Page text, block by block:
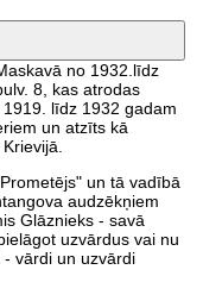
no 1932.līdz
8, kas atrodas
līdz 1932 gadam
un atzīts kā
un tā vadībā
audzēkņiem
Glāznieks - savā
uzvārdus vai nu
vārdi un uzvārdi